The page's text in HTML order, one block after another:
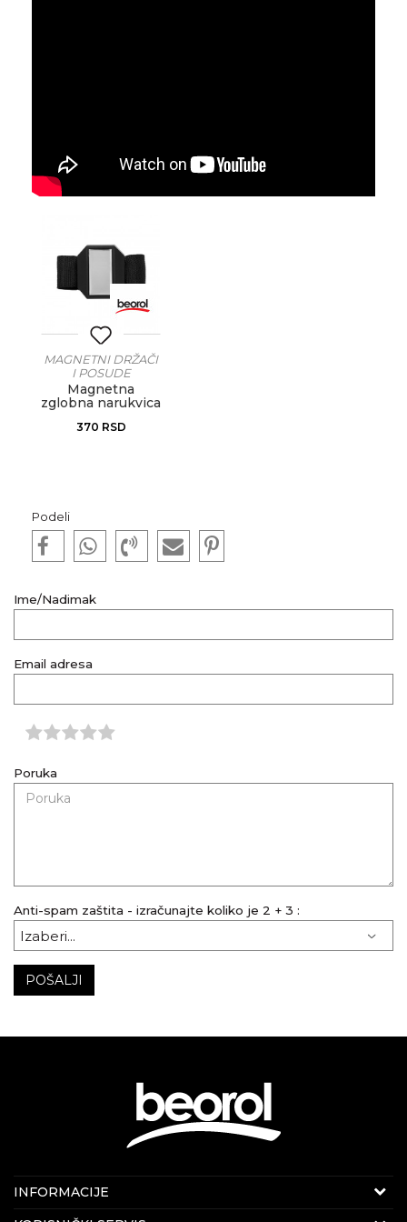
MAGNETNI DRŽAČI
I POSUDE
Magnetna
zglobna narukvica
370 RSD
Podeli
Ime/Nadimak
Email adresa
Poruka
Anti-spam zaštita - izračunajte koliko je 2 + 3 :
POŠALJI
KONTAKT PODACI
E-mail: beorolshop@beorol.rs
INFORMACIJE